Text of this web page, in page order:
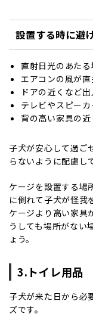
設置する時に避
直射日光のあたる
エアコンの風が
ドアの近くなど
テレビやスピー
背の高い家具の近
子犬が安心して過ご
らないように配慮し
ケージを設置する場
に倒れて子犬が怪我
ケージより高い家具
うしても場所がない
ょう。
3.トイレ用品
子犬が来た日から必
ズです。